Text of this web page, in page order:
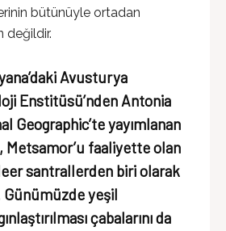
bütünüyle ortadan
değildir.
Avusturya
Enstitüsü’nden Antonia
Geographic’te yayımlanan
Metsamor’u faaliyette olan
santrallerden biri olarak
yeşil
çabalarını da